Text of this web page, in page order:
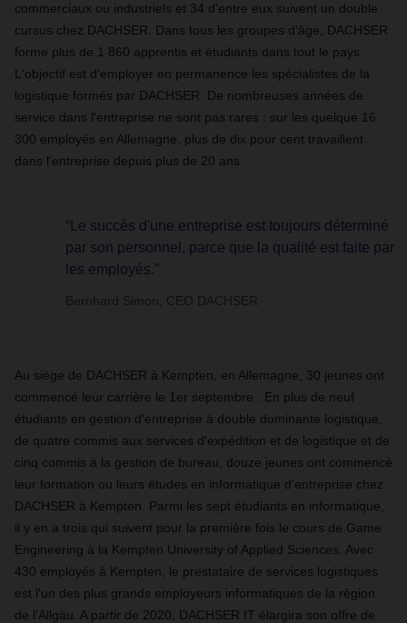
commerciaux ou industriels et 34 d'entre eux suivent un double
cursus chez DACHSER. Dans tous les groupes d'âge, DACHSER
forme plus de 1 860 apprentis et étudiants dans tout le pays.
L'objectif est d'employer en permanence les spécialistes de la
logistique formés par DACHSER. De nombreuses années de
service dans l'entreprise ne sont pas rares : sur les quelque 16
300 employés en Allemagne, plus de dix pour cent travaillent
dans l'entreprise depuis plus de 20 ans.
“Le succès d'une entreprise est toujours déterminé
par son personnel, parce que la qualité est faite par
les employés.”
Bernhard Simon, CEO DACHSER
Au siège de DACHSER à Kempten, en Allemagne, 30 jeunes ont
commencé leur carrière le 1er septembre : En plus de neuf
étudiants en gestion d'entreprise à double dominante logistique,
de quatre commis aux services d'expédition et de logistique et de
cinq commis à la gestion de bureau, douze jeunes ont commencé
leur formation ou leurs études en informatique d'entreprise chez
DACHSER à Kempten. Parmi les sept étudiants en informatique,
il y en a trois qui suivent pour la première fois le cours de Game
Engineering à la Kempten University of Applied Sciences. Avec
430 employés à Kempten, le prestataire de services logistiques
est l'un des plus grands employeurs informatiques de la région
de l'Allgäu. A partir de 2020, DACHSER IT élargira son offre de